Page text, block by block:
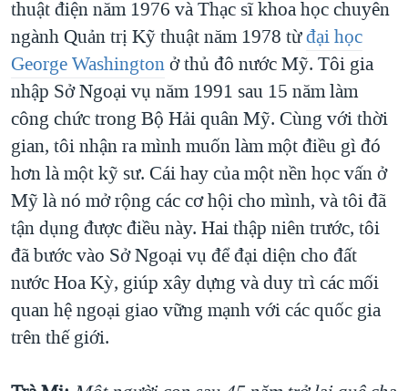
thuật điện năm 1976 và Thạc sĩ khoa học chuyên
ngành Quản trị Kỹ thuật năm 1978 từđại học
George Washingtonở thủ đô nước Mỹ. Tôi gia
nhập Sở Ngoại vụ năm 1991 sau 15 năm làm
công chức trong Bộ Hải quân Mỹ. Cùng với thời
gian, tôi nhận ra mình muốn làm một điều gì đó
hơn là một kỹ sư. Cái hay của một nền học vấn ở
Mỹ là nó mở rộng các cơ hội cho mình, và tôi đã
tận dụng được điều này. Hai thập niên trước, tôi
đã bước vào Sở Ngoại vụ để đại diện cho đất
nước Hoa Kỳ, giúp xây dựng và duy trì các mối
quan hệ ngoại giao vững mạnh với các quốc gia
trên thế giới.